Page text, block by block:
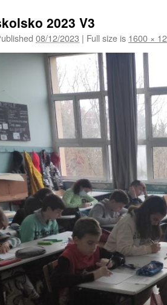
2023 V3
08/12/2023 | Full size is 1600 ×